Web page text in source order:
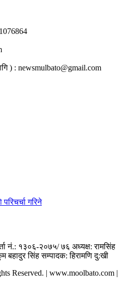
) : newsmulbato@gmail.com
गरिने
नं.: १३०६-२०७५/ ७६ अध्यक्ष: रामसिंह
बहादुर सिंह सम्पादक: हिरामणि दु:खी
Reserved. | www.moolbato.com |